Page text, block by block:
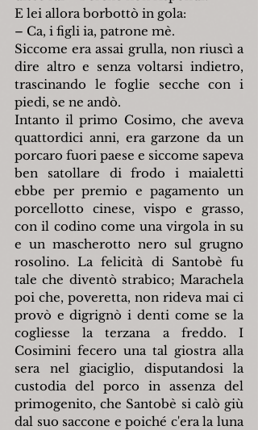
E lei allora borbottò in gola:
– Ca, i figli ia, patrone mè.
Siccome era assai grulla, non riuscì a
dire altro e senza voltarsi indietro,
trascinando le foglie secche con i
piedi, se ne andò.
Intanto il primo Cosimo, che aveva
quattordici anni, era garzone da un
porcaro fuori paese e siccome sapeva
ben satollare di frodo i maialetti
ebbe per premio e pagamento un
porcellotto cinese, vispo e grasso,
con il codino come una virgola in su
e un mascherotto nero sul grugno
rosolino. La felicità di Santobè fu
tale che diventò strabico; Marachela
poi che, poveretta, non rideva mai ci
provò e digrignò i denti come se la
cogliesse la terzana a freddo. I
Cosimini fecero una tal giostra alla
sera nel giaciglio, disputandosi la
custodia del porco in assenza del
primogenito, che Santobè si calò giù
dal suo saccone e poiché c'era la luna